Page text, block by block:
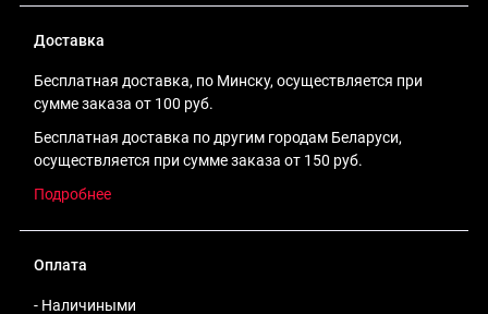
Доставка
Бесплатная доставка, по Минску, осуществляется при
сумме заказа от 100 руб.
Бесплатная доставка по другим городам Беларуси,
осуществляется при сумме заказа от 150 руб.
Подробнее
Оплата
- Наличиными